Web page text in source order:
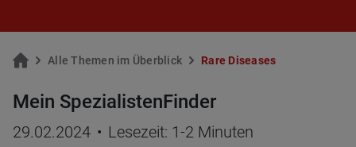
Alle The­men im Über­blick Rare Di­sea­ses
Mein SpezialistenFinder
29.02.2024 • Lesezeit: 1-2 Minuten